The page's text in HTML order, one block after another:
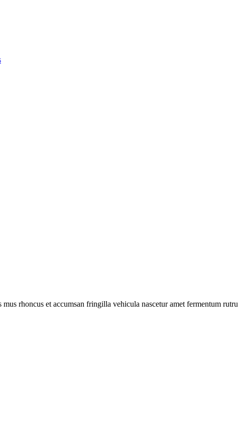
rhoncus et accumsan fringilla vehicula nascetur amet fermentum